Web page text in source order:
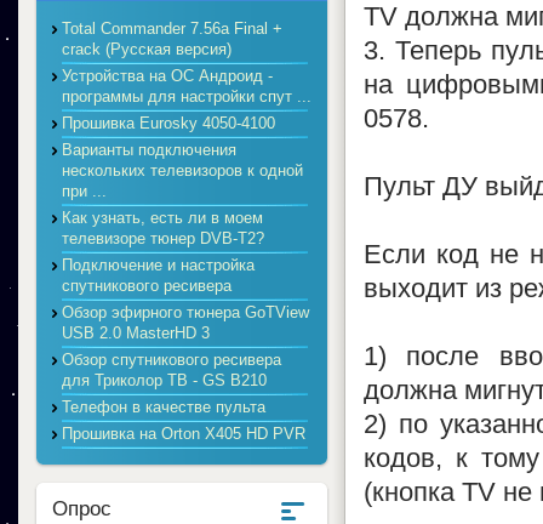
TV должна
3. Теперь
на
0578.
Пульт ДУ
Если код не
выходит из
1) после
должна
2) по
кодов, к
(кнопка TV
Total Commander 7.56a Final +
crack (Русская версия)
Устройства на ОС Андроид -
программы для настройки спут ...
Прошивка Eurosky 4050-4100
Варианты подключения
нескольких телевизоров к одной
при ...
Как узнать, есть ли в моем
телевизоре тюнер DVB-T2?
Подключение и настройка
спутникового ресивера
Обзор эфирного тюнера GoTView
USB 2.0 MasterHD 3
Обзор спутникового ресивера
для Триколор ТВ - GS B210
Телефон в качестве пульта
Прошивка на Orton X405 HD PVR
Опрос